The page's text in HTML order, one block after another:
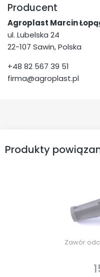
Producent
Agroplast Marcin
ul. Lubelska 24
22-107 Sawin, Polska
+48 82 567 39 51
firma@agroplast.pl
Produkty
Zawór